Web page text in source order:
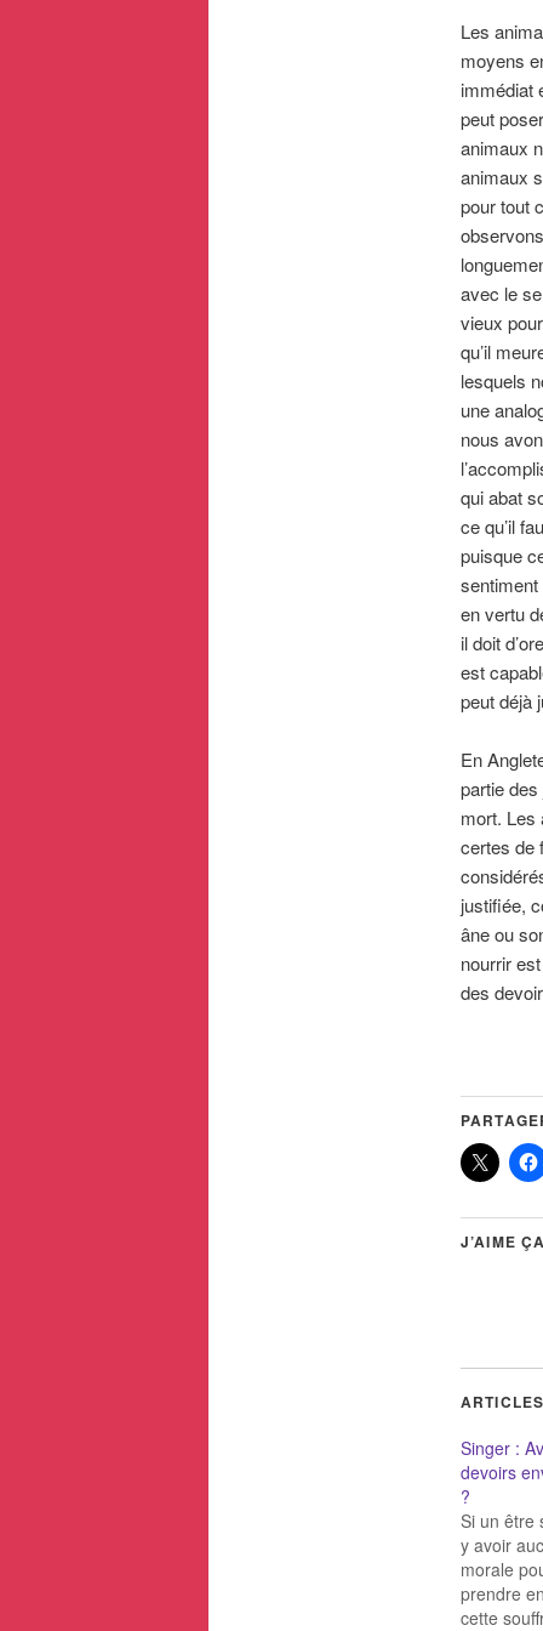
Les
moyens
immédiat
peut
animaux
animaux
pour tout
avec le
vieux
qu’il
lesquels
une
nous
qui abat
ce qu’il
puisque
sentiment
en vertu
il doit
est
peut
En
partie
mort. Les
certes de
justifiée,
âne ou
nourrir
des
J’AIME
Singer :
devoirs
?
Si un être
y avoir
morale
prendre
cette